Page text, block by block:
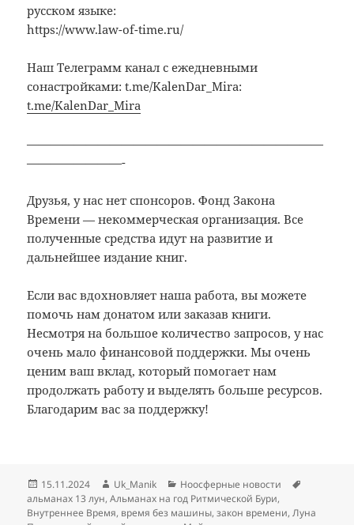
русском языке:
https://www.law-of-time.ru/
Наш Телеграмм канал с ежедневными
сонастройками: t.me/KalenDar_Mira:
t.me/KalenDar_Mira
—————————————————————————
————————-
Друзья, у нас нет спонсоров. Фонд Закона
Времени — некоммерческая организация. Все
полученные средства идут на развитие и
дальнейшее издание книг.
Если вас вдохновляет наша работа, вы можете
помочь нам донатом или заказав книги.
Несмотря на большое количество запросов, у нас
очень мало финансовой поддержки. Мы очень
ценим ваш вклад, который помогает нам
продолжать работу и выделять больше ресурсов.
Благодарим вас за поддержку!
Опубликовано
15.11.2024 Автор
Uk_Manik Рубрики
Ноосферные новости
альманах 13 лун,Альманах на год Ритмической Бури,
Внутреннее Время, время без машины,закон времени,Луна